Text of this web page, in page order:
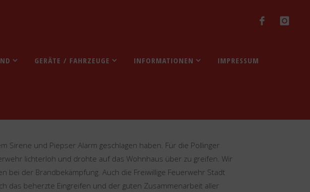
GERÄTE / FAHRZEUGE INFORMATIONEN IMPRESSUM
Sirene und Piepser Alarm geschlagen haben. Für die Pollinger
lichterloh und drohte auf das Wohnhaus über zu greifen. Wir
der Brandbekämpfung. Auch die Freiwillige Feuerwehr Stadt
das beherzte Eingreifen und der guten Zusammenarbeit aller